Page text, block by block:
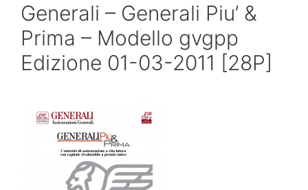
Generali – Generali Piu’ &
Prima – Modello gvgpp
Edizione 01-03-2011 [28P]